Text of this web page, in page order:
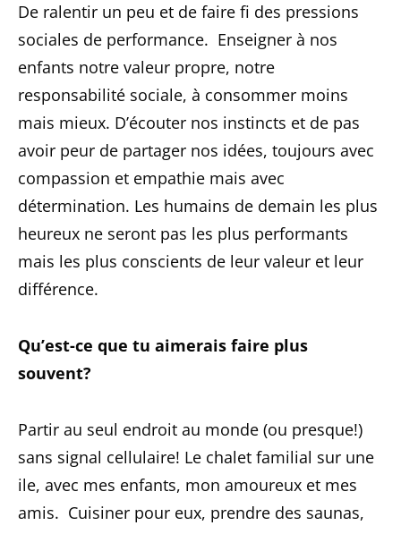
De ralentir un peu et de faire fi des pressions
sociales de performance. Enseigner à nos
enfants notre valeur propre, notre
responsabilité sociale, à consommer moins
mais mieux. D’écouter nos instincts et de pas
avoir peur de partager nos idées, toujours avec
compassion et empathie mais avec
détermination. Les humains de demain les plus
heureux ne seront pas les plus performants
mais les plus conscients de leur valeur et leur
différence.
Qu’est-ce que tu aimerais faire plus
souvent?
Partir au seul endroit au monde (ou presque!)
sans signal cellulaire! Le chalet familial sur une
ile, avec mes enfants, mon amoureux et mes
amis. Cuisiner pour eux, prendre des saunas,